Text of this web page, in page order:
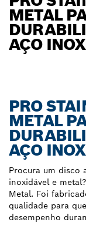
METAL
AÇO
PRO
METAL
AÇO
Procura um disco
inoxidável e
Metal. Foi
qualidade para
desempenho